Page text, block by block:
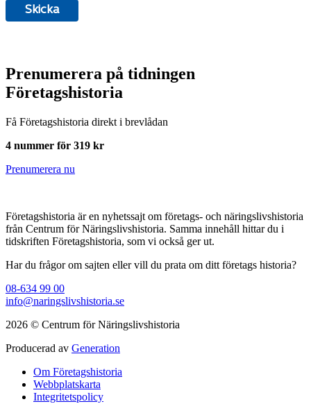
Prenumerera på tidningen
Företagshistoria
Få Företagshistoria direkt i brevlådan
4 nummer för 319 kr
Prenumerera nu
Företagshistoria är en nyhetssajt om företags- och näringslivshistoria
från Centrum för Näringslivshistoria. Samma innehåll hittar du i
tidskriften Företagshistoria, som vi också ger ut.
Har du frågor om sajten eller vill du prata om ditt företags historia?
08-634 99 00
info@naringslivshistoria.se
2026 © Centrum för Näringslivshistoria
Producerad av Generation
Om Företagshistoria
Webbplatskarta
Integritetspolicy